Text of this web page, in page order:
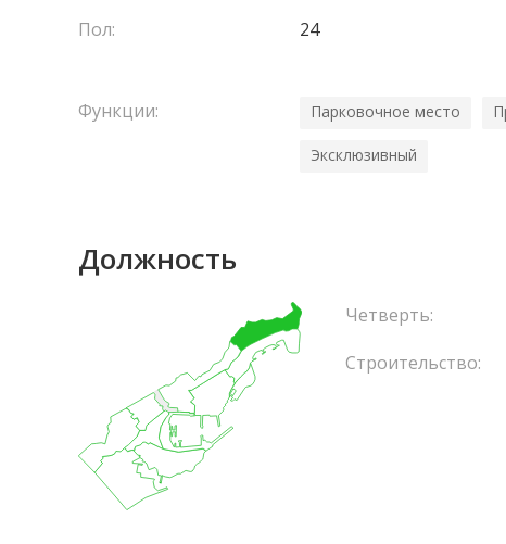
Пол: 24
Функции: Парковочное место
Эксклюзивный
Должность
Четверть:
Строительство: